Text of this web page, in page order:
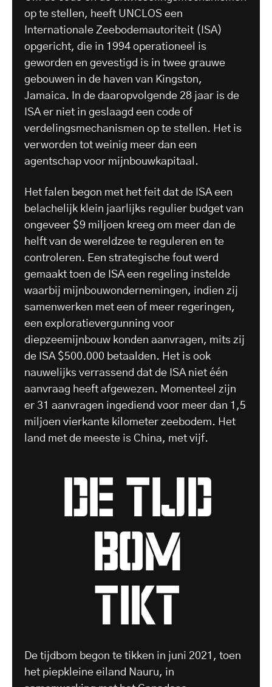
op te stellen, heeft UNCLOS een
Internationale Zeebodemautoriteit (ISA)
opgericht, die in 1994 operationeel is
geworden en gevestigd is in twee grauwe
gebouwen in de haven van Kingston,
Jamaica. In de daaropvolgende 28 jaar is de
ISA er niet in geslaagd een code of
verdelingsmechanismen op te stellen. Het is
verworden tot weinig meer dan een
agentschap voor mijnbouwkapitaal.
Het falen begon met het feit dat de ISA een
belachelijk klein jaarlijks regulier budget van
ongeveer $9 miljoen kreeg om meer dan de
helft van de wereldzee te reguleren en te
controleren. Een strategische fout werd
gemaakt toen de ISA een regeling instelde
waarbij mijnbouwondernemingen, indien zij
samenwerken met een of meer regeringen,
een exploratievergunning voor
diepzeemijnbouw konden aanvragen, mits zij
de ISA $500.000 betaalden. Het is ook
nauwelijks verrassend dat de ISA niet één
aanvraag heeft afgewezen. Momenteel zijn
er 31 aanvragen ingediend voor meer dan 1,5
miljoen vierkante kilometer zeebodem. Het
land met de meeste is China, met vijf.
de tijd
bom
tikt
De tijdbom begon te tikken in juni 2021, toen
het piepkleine eiland Nauru, in